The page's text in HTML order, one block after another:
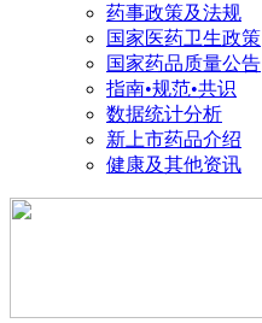
药事政策及法规
国家医药卫生政策
国家药品质量公告
指南•规范•共识
数据统计分析
新上市药品介绍
健康及其他资讯